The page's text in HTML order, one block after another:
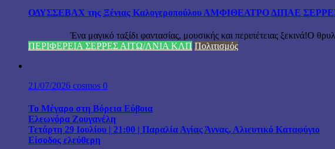
ΟΔΥΣΣΕΒΑΧ της Ξένιας Καλογεροπούλου ΑΜΦΙΘΕΑΤΡΟ ΔΙΠΑΕ ΣΕΡΡΕΣ
Ένα μαγικό ταξίδι φαντασίας, μουσικής και περιπέτειας ξεκινά!Ο
ΠΕΡΙΦΕΡΕΙΑ ΣΕΡΡΕΣ ΑΙΤΩ/ΛΝΙΑ ΚΛΠ Πολιτισμός
21/07/2026 cosmos 0
Το Μέγαρο στη Βόρεια Εύβοια
Ελεωνόρα Ζουγανέλη
Τετάρτη 29 Ιουλίου | 21:00 | Παραλία Αγίας Άννας, Αλιευτικό Καταφύγιο
Είσοδος ελεύθερη